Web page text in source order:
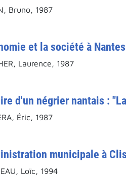
Bruno, 1987
et la société à
Laurence, 1987
d'un négrier nantais :
Éric, 1987
municipale à
Loïc, 1994